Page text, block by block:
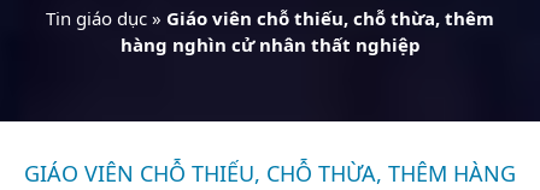
Tin giáo dục » Giáo viên chỗ thiếu, chỗ thừa, thêm
hàng nghìn cử nhân thất nghiệp
GIÁO VIÊN CHỖ THIẾU, CHỖ THỪA, THÊM HÀNG